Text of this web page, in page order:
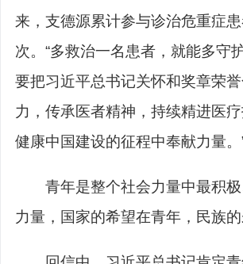
来，支德源累计参与诊治危重症
次。“多救治一名患者，就能多守
要把习近平总书记关怀和奖章荣
力，传承医者精神，持续精进医
健康中国建设的征程中奉献力量。
青年是整个社会力量中最积
力量，国家的希望在青年，民族的